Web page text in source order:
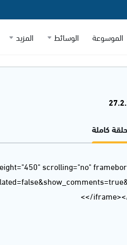
الموسوعة الوسائط المزيد
كاملة
scrolling="no"
</